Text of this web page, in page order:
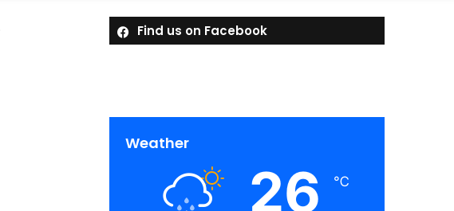
for
Article
Find us on Facebook
Weather
26 ℃